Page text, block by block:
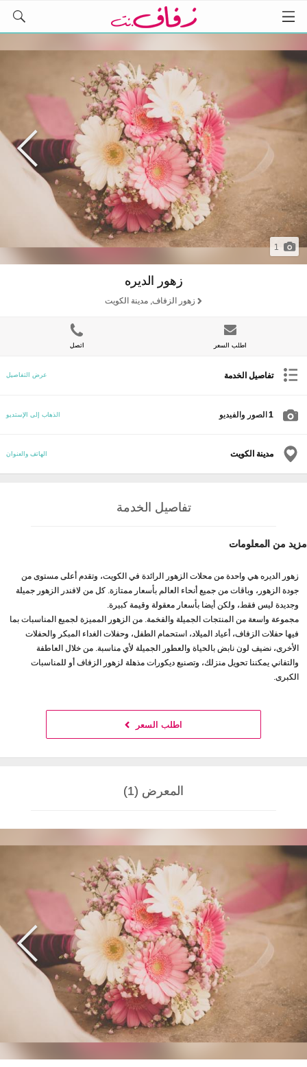
1
زهور الديره
زهور الزفاف, مدينة الكويت
اطلب السعر اتصل
تفاصيل الخدمة عرض التفاصيل
1 الصور والفيديو الذهاب إلى الإستديو
مدينة الكويت الهاتف والعنوان
تفاصيل الخدمة
مزيد من المعلومات
زهور الديره هي واحدة من محلات الزهور الرائدة في الكويت، وتقدم أعلى مستوى من
جودة الزهور، وباقات من جميع أنحاء العالم بأسعار ممتازة. كل من لافندر الزهور جميلة
وجديدة ليس فقط، ولكن أيضا بأسعار معقولة وقيمة كبيرة.
مجموعة واسعة من المنتجات الجميلة والفخمة. من الزهور المميزة لجميع المناسبات بما
فيها حفلات الزفاف، أعياد الميلاد، استحمام الطفل، وحفلات الغداء المبكر والحفلات
الأخرى، نضيف لون نابض بالحياة والعطور الجميلة لأي مناسبة. من خلال العاطفة
والتفاني يمكننا تحويل منزلك، وتصنيع ديكورات مذهلة لزهور الزفاف أو للمناسبات
الكبرى.
اطلب السعر
المعرض (1)